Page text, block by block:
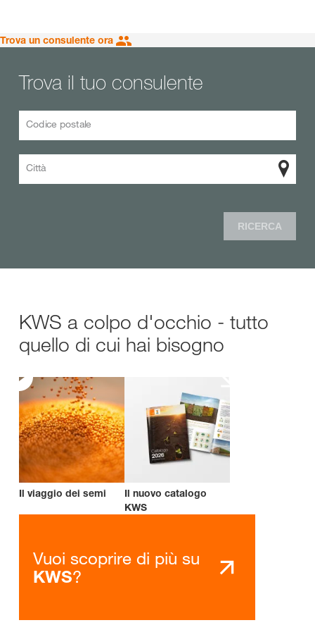
Trova un consulente ora
Trova il tuo consulente
Codice postale
Città
RICERCA
KWS a colpo d'occhio - tutto
quello di cui hai bisogno
Il viaggio dei semi
Il nuovo catalogo
KWS
Vuoi scoprire di più su
KWS?